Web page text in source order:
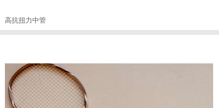
高抗扭力中管